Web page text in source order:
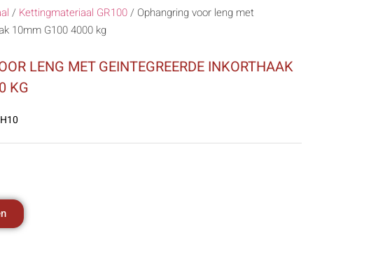
/ Kettingmateriaal GR100/ Ophangring voor leng met
10mm G100 4000 kg
LENG MET GEINTEGREERDE INKORTHAAK
KG